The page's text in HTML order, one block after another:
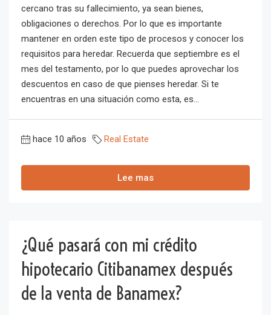
cercano tras su fallecimiento, ya sean bienes,
obligaciones o derechos. Por lo que es importante
mantener en orden este tipo de procesos y conocer los
requisitos para heredar. Recuerda que septiembre es el
mes del testamento, por lo que puedes aprovechar los
descuentos en caso de que pienses heredar. Si te
encuentras en una situación como esta, es...
hace 10 años Real Estate
Lee mas
¿Qué pasará con mi crédito
hipotecario Citibanamex después
de la venta de Banamex?